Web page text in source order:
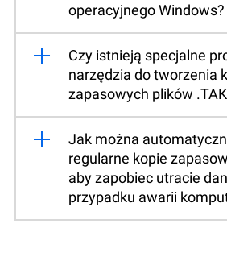
operacyjnego Windows?
Czy istnieją specjalne
narzędzia do tworzenia
zapasowych plików
Jak można
regularne kopie
aby zapobiec utracie
przypadku awarii